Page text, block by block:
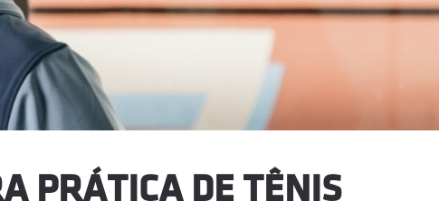
PRÁTICA DE TÊNIS